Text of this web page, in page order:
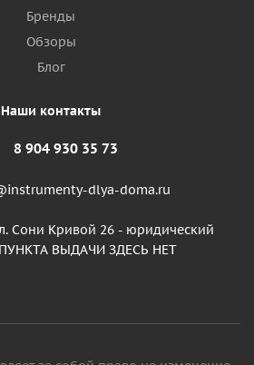
Бренды
Обзоры
Блог
Наши контакты
8 904 930 35 73
dlya-doma.ru
Сони Кривой 26 - юридический
ВЫДАЧИ ЗДЕСЬ НЕТ